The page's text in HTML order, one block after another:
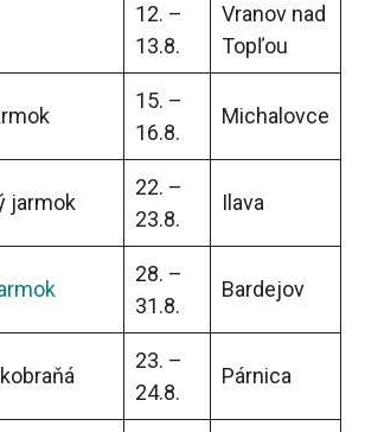
12. –
13.8.
Vranov nad
Topľou
15. –
16.8.
Michalovce
jarmok
22. –
23.8.
Ilava
28. –
31.8.
Bardejov
23. –
24.8.
Párnica